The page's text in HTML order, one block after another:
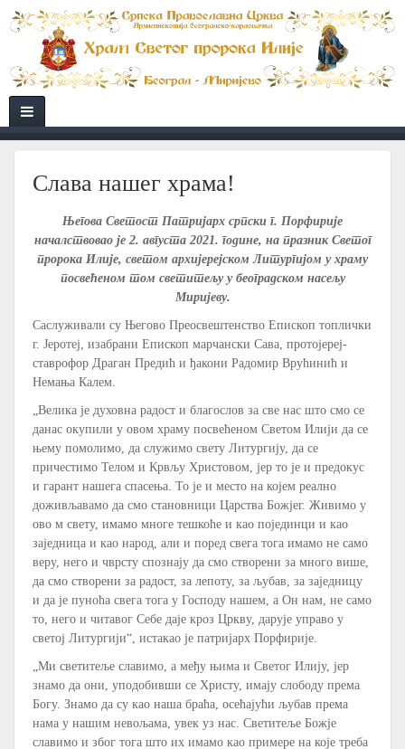
Слава нашег храма!
Његова Светост Патријарх српски г. Порфирије
началствовао је 2. августа 2021. године, на празник Светог
пророка Илије, светом архијерејском Литургијом у храму
посвећеном том светитељу у београдском насељу
Миријеву.
Саслуживали су Његово Преосвештенство Епископ топлички
г. Јеротеј, изабрани Епископ марчански Сава, протојереј-
ставрофор Драган Предић и ђакони Радомир Врућинић и
Немања Калем.
„Велика је духовна радост и благослов за све нас што смо се
данас окупили у овом храму посвећеном Светом Илији да се
њему помолимо, да служимо свету Литургију, да се
причестимо Телом и Крвљу Христовом, јер то је и предокус
и гарант нашега спасења. То је и место на којем реално
доживљавамо да смо становници Царства Божјег. Живимо у
ово м свету, имамо многе тешкоће и као појединци и као
заједница и као народ, али и поред свега тога имамо не само
веру, него и чврсту спознају да смо створени за много више,
да смо створени за радост, за лепоту, за љубав, за заједницу
и да је пуноћа свега тога у Господу нашем, а Он нам, не само
то, него и читавог Себе даје кроз Цркву, дарује управо у
светој Литургији“, истакао је патријарх Порфирије.
„Ми светитеље славимо, а међу њима и Светог Илију, јер
знамо да они, уподобивши се Христу, имају слободу према
Богу. Знамо да су као наша браћа, осећајући љубав према
нама у нашим невољама, увек уз нас. Светитеље Божје
славимо и због тога што их имамо као примере на које треба